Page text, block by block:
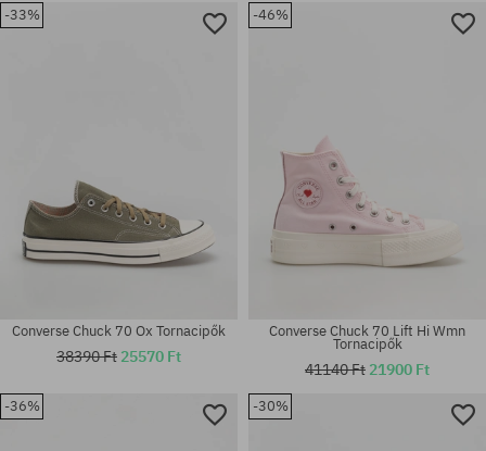
Elérhető méretek:
Elérhető méretek:
36.5; 37; 37.5; 38; 39; 39.5; 40;
-33%
Converse Chuck 70 Ox Tornacipők
38390 Ft 25570 Ft
-46%
Converse Chuck 70 Lift Hi Wmn
Tornacipők
41140 Ft 21900 Ft
-36% -30%